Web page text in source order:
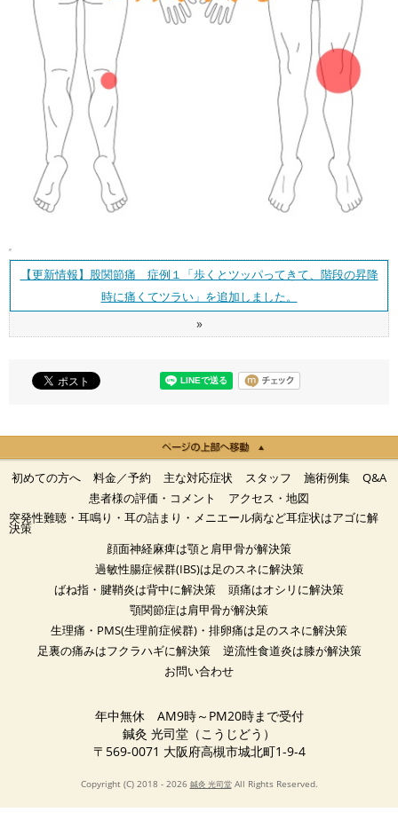
【更新情報】股関節痛 症例１「歩くとツッパってきて、階段の昇降
時に痛くてツラい」を追加しました。
»
初めての方へ 料金／予約 主な対応症状 スタッフ 施術例集
Q&A
患者様の評価・コメント
アクセス・地図
突発性難聴・耳鳴り・耳の詰まり・メニエール病など耳症状はアゴに解
決策
顔面神経麻痺は顎と肩甲骨が解決策
過敏性腸症候群(IBS)は足のスネに解決策
ばね指・腱鞘炎は背中に解決策
頭痛はオシリに解決策
顎関節症は肩甲骨が解決策
生理痛・PMS(生理前症候群)・排卵痛は足のスネに解決策
足裏の痛みはフクラハギに解決策
逆流性食道炎は膝が解決策
お問い合わせ
年中無休 AM9時～PM20時まで受付
鍼灸 光司堂（こうじどう）
〒569-0071 大阪府高槻市城北町1-9-4
Copyright (C) 2018 - 2026 鍼灸 光司堂All Rights Reserved.